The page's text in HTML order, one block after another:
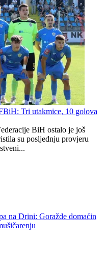
odličnoj formi i sigurno nas
preko Željezničara do
Tri utakmice, 10 golova